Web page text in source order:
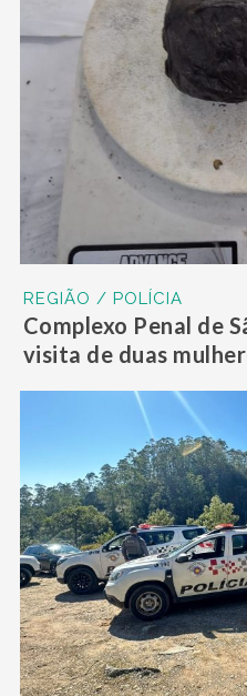
REGIÃO / POLÍCIA
Complexo Penal de
visita de duas